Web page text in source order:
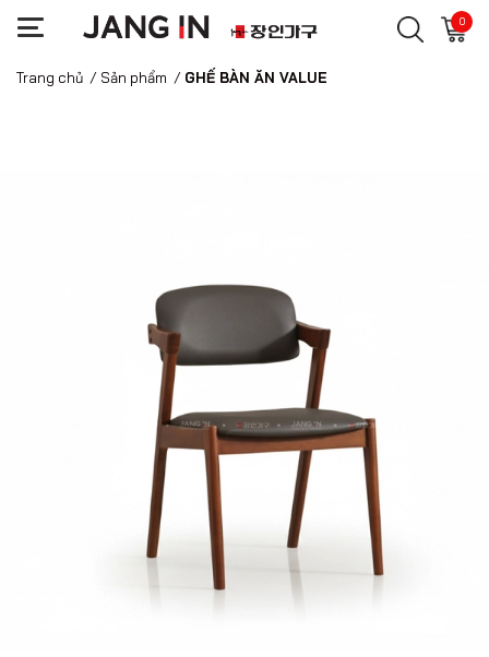
0
Trang chủ / Sản phẩm / GHẾ BÀN ĂN VALUE